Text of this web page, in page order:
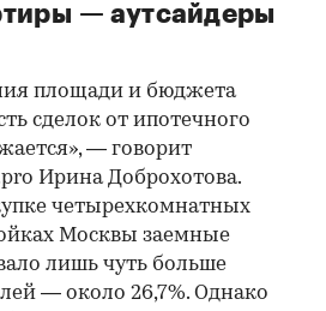
— аутсайдеры
площади и бюджета
сделок от ипотечного
— говорит
Ирина Доброхотова.
четырехкомнатных
Москвы заемные
лишь чуть больше
— около 26,7%. Однако